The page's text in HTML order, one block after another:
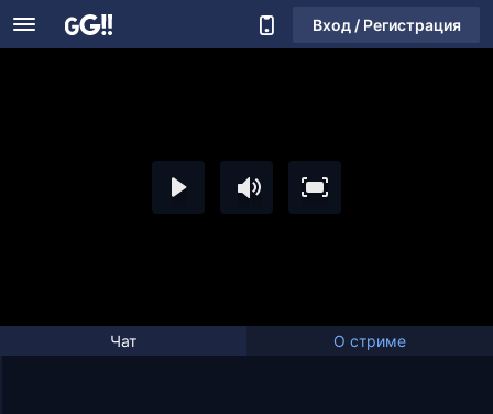
Вход / Регистрация
Чат О стриме